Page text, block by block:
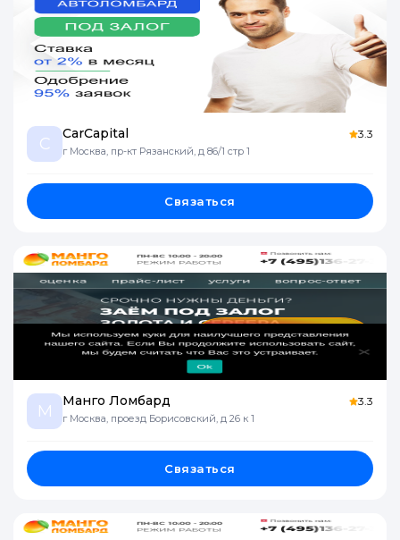
C
CarCapital
г Москва, пр-кт Рязанский, д 86/1 стр 1
3.3
Связаться
М
Манго Ломбард
г Москва, проезд Борисовский, д 26 к 1
3.3
Связаться